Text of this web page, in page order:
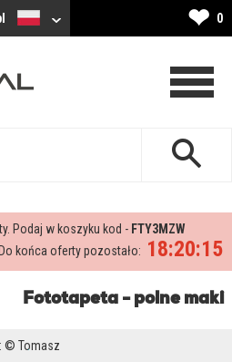
❤ 0
Podaj w koszyku kod - FTY3MZW
18:20:14
Do końca oferty pozostało:
Fototapeta - polne maki
© Tomasz